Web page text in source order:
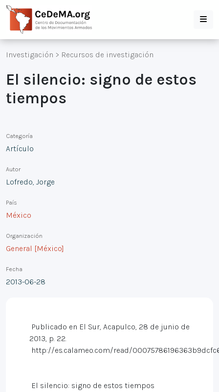
Investigación > Recursos de investigación
El silencio: signo de estos
tiempos
Categoría
Artículo
Autor
Lofredo, Jorge
País
México
Organización
General [México]
Fecha
2013-06-28
Publicado en El Sur, Acapulco, 28 de junio de
2013, p. 22.
http://es.calameo.com/read/
El silencio: signo de estos tiempos